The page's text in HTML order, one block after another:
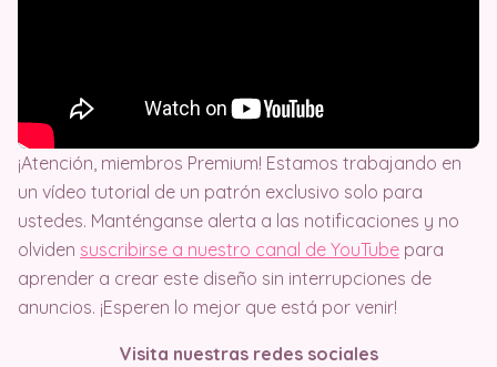
¡Atención, miembros Premium! Estamos trabajando en
un vídeo tutorial de un patrón exclusivo solo para
ustedes. Manténganse alerta a las notificaciones y no
olviden suscribirse a nuestro canal de YouTube para
aprender a crear este diseño sin interrupciones de
anuncios. ¡Esperen lo mejor que está por venir!
Visita nuestras redes sociales